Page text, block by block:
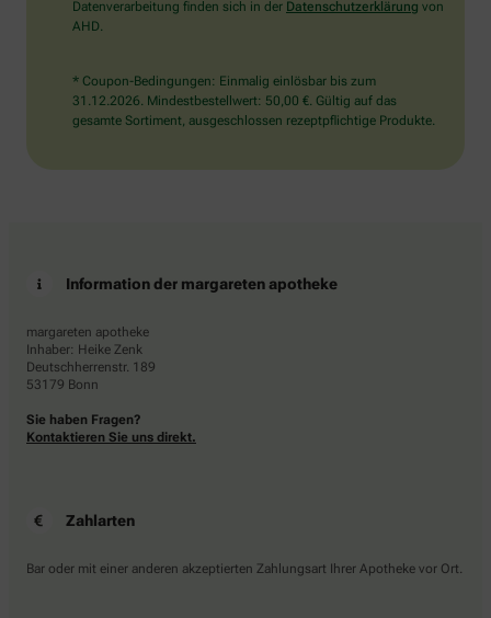
Datenverarbeitung finden sich in der Datenschutzerklärung von
AHD.
* Coupon-Bedingungen: Einmalig einlösbar bis zum
31.12.2026. Mindestbestellwert: 50,00 €. Gültig auf das
gesamte Sortiment, ausgeschlossen rezeptpflichtige Produkte.
Information der margareten apotheke
margareten apotheke
Inhaber: Heike Zenk
Deutschherrenstr. 189
53179 Bonn
Sie haben Fragen?
Kontaktieren Sie uns direkt.
Zahlarten
Bar oder mit einer anderen akzeptierten Zahlungsart Ihrer Apotheke vor Ort.